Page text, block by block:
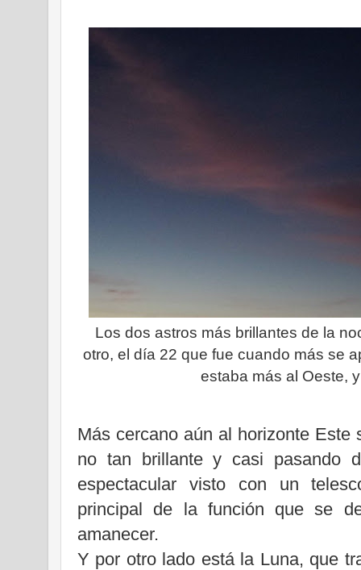
Los dos astros más brillantes de la
otro, el día 22 que fue cuando más se
estaba más al Oeste,
Más cercano aún al horizonte
no tan brillante y casi pasando
espectacular visto con un
principal de la función que se
amanecer.
Y por otro lado está la Luna, que